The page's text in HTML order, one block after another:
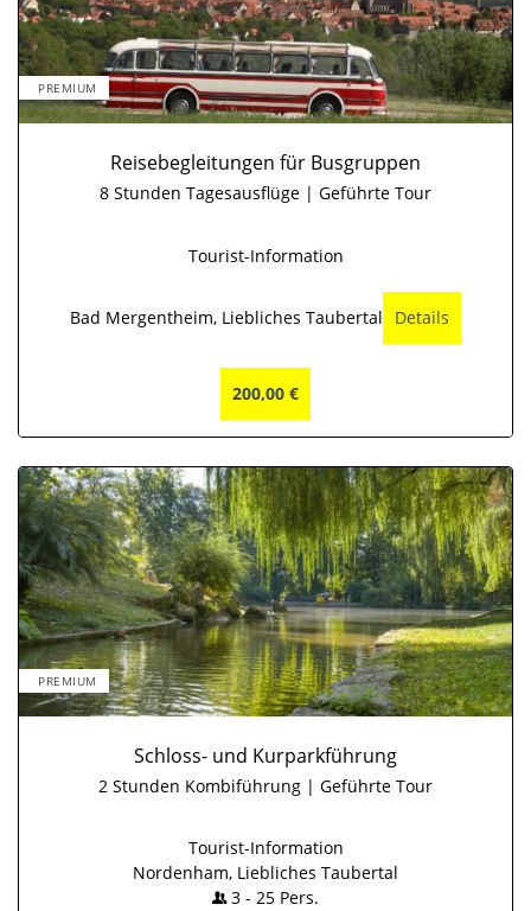
PREMIUM
Reisebegleitungen für Busgruppen
8 Stunden Tagesausflüge | Geführte Tour
Tourist-Information
Bad Mergentheim, Liebliches Taubertal Details
200,00 €
PREMIUM
Schloss- und Kurparkführung
2 Stunden Kombiführung | Geführte Tour
Tourist-Information
Nordenham, Liebliches Taubertal
3 - 25 Pers.